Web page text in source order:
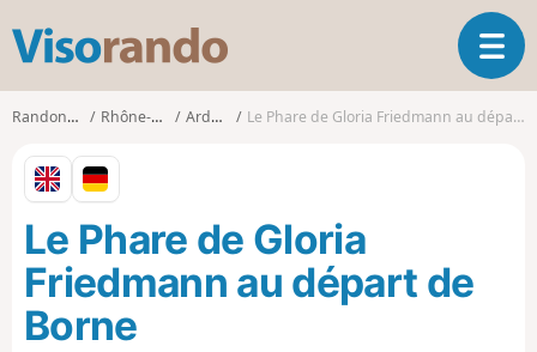
s
o
O
u
v
r
Randonnées Rhône-Alpes Ardèche Le Phare de Gloria Friedmann au départ de Borne
Le Phare de Gloria
Friedmann au départ de
Borne